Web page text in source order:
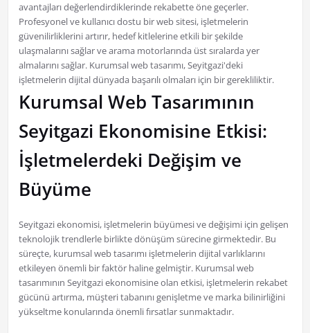
avantajları değerlendirdiklerinde rekabette öne geçerler.
Profesyonel ve kullanıcı dostu bir web sitesi, işletmelerin
güvenilirliklerini artırır, hedef kitlelerine etkili bir şekilde
ulaşmalarını sağlar ve arama motorlarında üst sıralarda yer
almalarını sağlar. Kurumsal web tasarımı, Seyitgazi'deki
işletmelerin dijital dünyada başarılı olmaları için bir gerekliliktir.
Kurumsal Web Tasarımının
Seyitgazi Ekonomisine Etkisi:
İşletmelerdeki Değişim ve
Büyüme
Seyitgazi ekonomisi, işletmelerin büyümesi ve değişimi için gelişen
teknolojik trendlerle birlikte dönüşüm sürecine girmektedir. Bu
süreçte, kurumsal web tasarımı işletmelerin dijital varlıklarını
etkileyen önemli bir faktör haline gelmiştir. Kurumsal web
tasarımının Seyitgazi ekonomisine olan etkisi, işletmelerin rekabet
gücünü artırma, müşteri tabanını genişletme ve marka bilinirliğini
yükseltme konularında önemli fırsatlar sunmaktadır.